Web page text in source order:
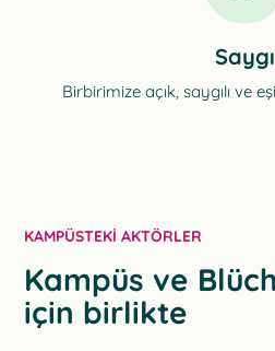
Saygı
Birbirimize açık, saygılı ve
KAMPÜSTEKI AKTÖRLER
Kampüs ve
için birlikte